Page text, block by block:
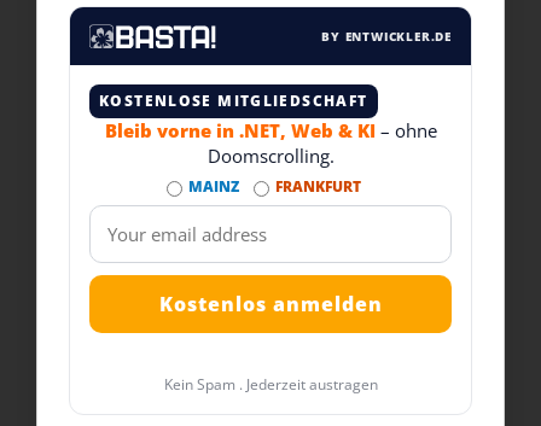
BY ENTWICKLER.DE
KOSTENLOSE MITGLIEDSCHAFT
Bleib vorne in .NET, Web & KI – ohne
Doomscrolling.
MAINZ FRANKFURT
Kein Spam . Jederzeit austragen